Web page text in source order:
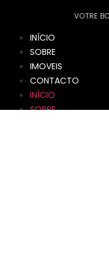
VOTRE
INÍCIO
SOBRE
IMOVEIS
CONTACTO
INÍCIO
SOBRE